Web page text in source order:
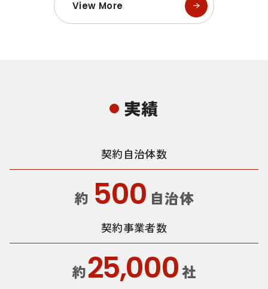
View More
実績
契約自治体数
約 500 自治体
契約事業者数
約25,000社